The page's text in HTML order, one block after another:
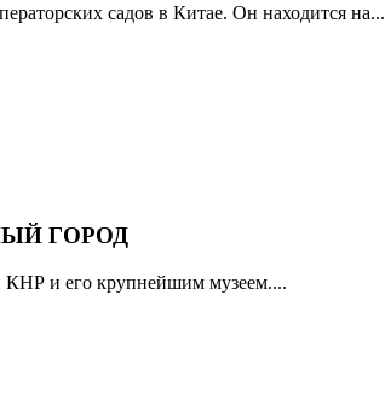
садов в Китае. Он находится на...
ГОРОД
КНР и его крупнейшим музеем....